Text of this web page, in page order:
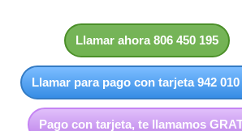
Llamar ahora 806 450 195
Llamar para pago con tarjeta 942 010
Pago con tarjeta, te llamamos